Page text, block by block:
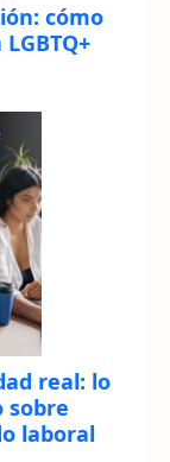
cómo
real: lo
sobre
laboral